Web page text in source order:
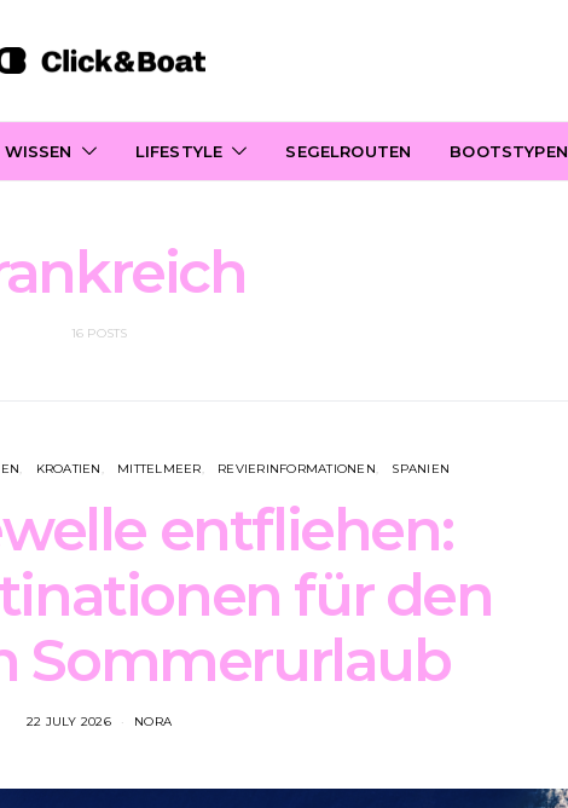
LIFESTYLE SEGELROUTEN BOOTSTYPEN
16 POSTS
KROATIEN MITTELMEER REVIERINFORMATIONEN SPANIEN
entfliehen:
für den
Sommerurlaub
22 JULY 2026 NORA